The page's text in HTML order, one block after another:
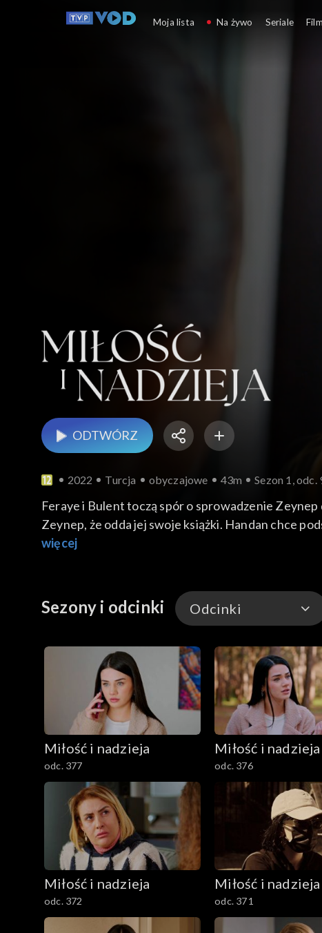
ODTWÓRZ
2022 Turcja obyczajowe 43m Sezon 1, odc.
Feraye i Bulent toczą spór o sprowadzenie Zeynep
Zeynep, że odda jej swoje książki. Handan chce
więcej
Sezony i odcinki Odcinki
Odcinki
Miłość i nadzieja
odc. 377
Miłość i nadzieja
odc. 376
Miłość i nadzieja
odc. 372
Miłość i nadzieja
odc. 371
Moja lista Na żywo Seriale